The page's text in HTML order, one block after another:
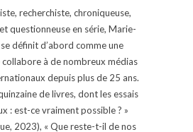
recherchiste, chroniqueuse,
questionneuse en série, Marie-
définit d’abord comme une
à de nombreux médias
depuis plus de 25 ans.
de livres, dont les essais
: est-ce vraiment possible ? »
2023), « Que reste-t-il de nos